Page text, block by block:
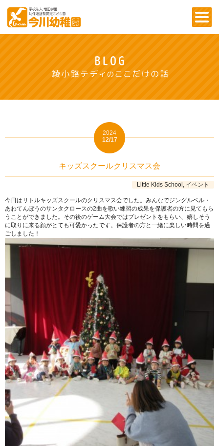
2024
12/17
Little Kids School, イベント
キッズスクールクリスマス会
今日はリトルキッズスクールのクリスマス会でした。みんなでジングルベル・
あわてんぼうのサンタクロースの2曲を歌い練習の成果を保護者の方に見てもら
うことができました。その後のゲーム大会ではプレゼントをもらい、嬉しそう
に取りに来る顔がとても可愛かったです。保護者の方と一緒に楽しい時間を過
ごしました！